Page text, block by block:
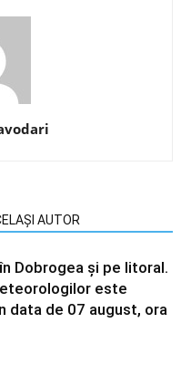
AUTOR
în Dobrogea și pe litoral.
este
data de 07 august, ora